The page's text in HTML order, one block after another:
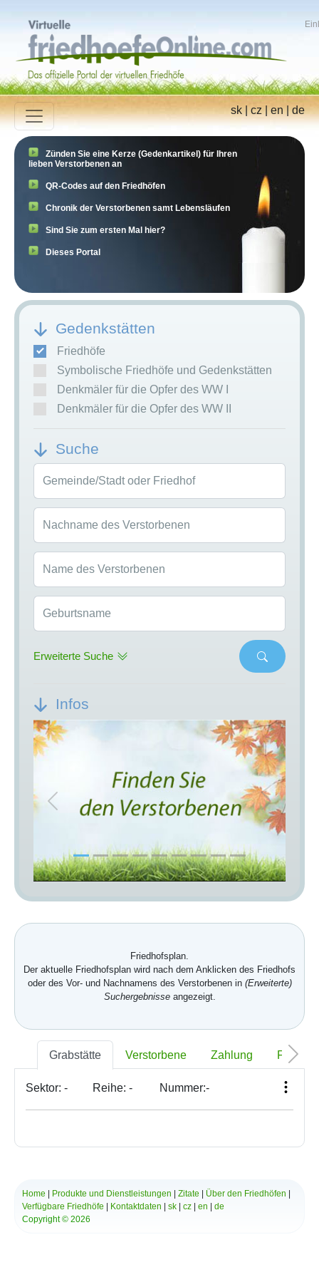
sk|cz|en|de
Zünden Sie eine Kerze (Gedenkartikel) für Ihren
lieben Verstorbenen an
QR-Codes auf den Friedhöfen
Chronik der Verstorbenen samt Lebensläufen
Sind Sie zum ersten Mal hier?
Dieses Portal
Gedenkstätten
Friedhöfe
Symbolische Friedhöfe und Gedenkstätten
Denkmäler für die Opfer des WW I
Denkmäler für die Opfer des WW II
Suche
Gemeinde/Stadt oder Friedhof
Nachname des Verstorbenen
Name des Verstorbenen
Geburtsname
Erweiterte Suche
Infos
Previous Next
Friedhofsplan.
Der aktuelle Friedhofsplan wird nach dem Anklicken des Friedhofs
oder des Vor- und Nachnamens des Verstorbenen in (Erweiterte)
Suchergebnisseangezeigt.
Grabstätte Verstorbene Zahlung Foto
Sektor: - Reihe: - Nummer:-
Home Produkte und Dienstleistungen Zitate Über den Friedhöfen
Verfügbare Friedhöfe
Kontaktdaten sk cz en
de
Copyright © 2026